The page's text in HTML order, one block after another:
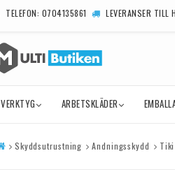
TELEFON: 0704135861 LEVERANSER TILL
VERKTYG ARBETSKLÄDER
Skyddsutrustning Andningsskydd